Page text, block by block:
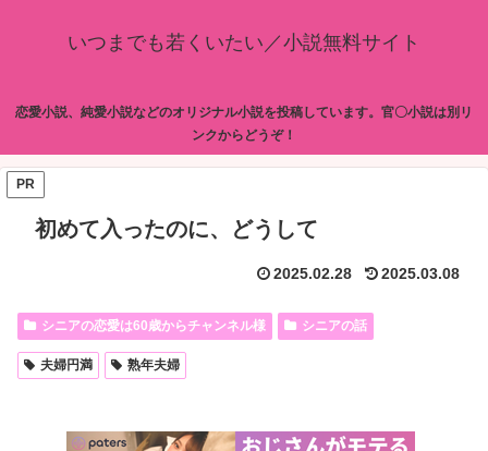
いつまでも若くいたい／小説無料サイト
恋愛小説、純愛小説などのオリジナル小説を投稿しています。官〇小説は別リ
ンクからどうぞ！
PR
初めて入ったのに、どうして
2025.02.28 2025.03.08
シニアの恋愛は60歳からチャンネル様 シニアの話
夫婦円満 熟年夫婦